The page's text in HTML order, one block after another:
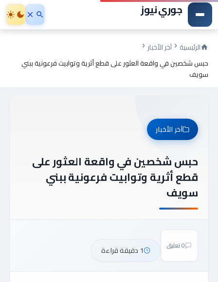
جوري نيوز
الرئيسية
آخر الأخبار
حبس شخصين في واقعة العثور على قطع أثرية وتوابيت فرعونية ببني
سويف
آخر الأخبار
حبس شخصين في واقعة العثور على
قطع أثرية وتوابيت فرعونية ببني
سويف
0 تعليق 1 دقيقة قراءة